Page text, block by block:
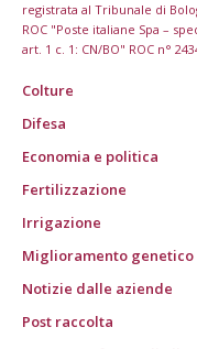
registrata al Tribunale di
ROC "Poste italiane Spa –
art. 1 c. 1: CN/BO" ROC n°
Colture
Difesa
Economia e politica
Fertilizzazione
Irrigazione
Miglioramento genetico
Notizie dalle aziende
Post raccolta